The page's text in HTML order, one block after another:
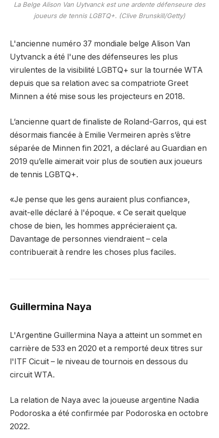
La Belge Alison Van Uytvanck est une ardente défenseure des
joueurs de tennis LGBTQ+. (Clive Brunskill/Getty)
L'ancienne numéro 37 mondiale belge Alison Van
Uytvanck a été l'une des défenseures les plus
virulentes de la visibilité LGBTQ+ sur la tournée WTA
depuis que sa relation avec sa compatriote Greet
Minnen a été mise sous les projecteurs en 2018.
L’ancienne quart de finaliste de Roland-Garros, qui est
désormais fiancée à Emilie Vermeiren après s’être
séparée de Minnen fin 2021, a déclaré au Guardian en
2019 qu’elle aimerait voir plus de soutien aux joueurs
de tennis LGBTQ+.
«Je pense que les gens auraient plus confiance»,
avait-elle déclaré à l'époque. « Ce serait quelque
chose de bien, les hommes apprécieraient ça.
Davantage de personnes viendraient – ​​cela
contribuerait à rendre les choses plus faciles.
Guillermina Naya
L'Argentine Guillermina Naya a atteint un sommet en
carrière de 533 en 2020 et a remporté deux titres sur
l'ITF Cicuit – le niveau de tournois en dessous du
circuit WTA.
La relation de Naya avec la joueuse argentine Nadia
Podoroska a été confirmée par Podoroska en octobre
2022.